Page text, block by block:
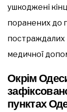
ушкоджені
поранених до
постраждалих
медичної
Окрім
пунктах